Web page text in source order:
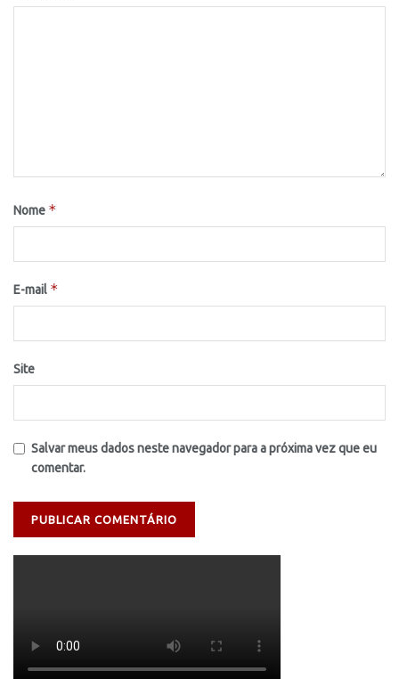
Nome *
E-mail *
Site
Salvar meus dados neste navegador para a próxima vez que eu
comentar.